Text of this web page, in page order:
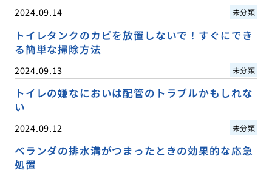
2024.09.14 未分類
トイレタンクのカビを放置しないで！すぐにでき
る簡単な掃除方法
2024.09.13 未分類
トイレの嫌なにおいは配管のトラブルかもしれな
い
2024.09.12 未分類
ベランダの排水溝がつまったときの効果的な応急
処置